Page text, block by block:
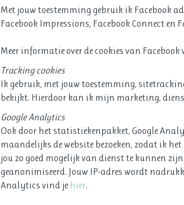
Met jouw toestemming gebruik ik Facebook
Facebook Impressions, Facebook Connect en
Meer informatie over de cookies van Facebook
Tracking cookies
Ik gebruik, met jouw toestemming,
bekijkt. Hierdoor kan ik mijn marketing,
Google Analytics
Ook door het statistiekenpakket, Google
maandelijks de website bezoeken, zodat ik
jou zo goed mogelijk van dienst te kunnen
geanonimiseerd. Jouw IP-adres wordt
Analytics vind je hier.